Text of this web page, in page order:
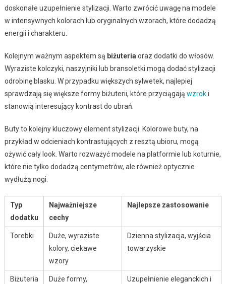
doskonałe uzupełnienie stylizacji. Warto zwrócić uwagę na modele
w intensywnych kolorach lub oryginalnych wzorach, które dodadzą
energii i charakteru.
Kolejnym ważnym aspektem są biżuteria oraz dodatki do włosów.
Wyraziste kolczyki, naszyjniki lub bransoletki mogą dodać stylizacji
odrobinę blasku. W przypadku większych sylwetek, najlepiej
sprawdzają się większe formy biżuterii, które przyciągają wzroki
stanowią interesujący kontrast do ubrań.
Buty to kolejny kluczowy element stylizacji. Kolorowe buty, na
przykład w odcieniach kontrastujących z resztą ubioru, mogą
ożywić cały look. Warto rozważyć modele na platformie lub koturnie,
które nie tylko dodadzą centymetrów, ale również optycznie
wydłużą nogi.
Typ
dodatku
Najważniejsze
cechy
Najlepsze zastosowanie
Torebki
Duże, wyraziste
kolory, ciekawe
wzory
Dzienna stylizacja, wyjścia
towarzyskie
Biżuteria
Duże formy,
Uzupełnienie eleganckich i